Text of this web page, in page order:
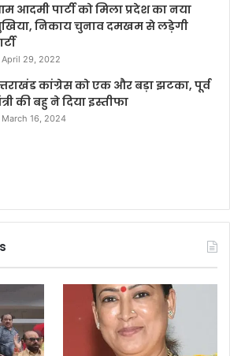
आदमी पार्टी को मिला प्रदेश का नया
निकाय चुनाव दमखम से लड़ेगी
April 29, 2022
कांग्रेस को एक और बड़ा झटका, पूर्व
की बहु ने दिया इस्तीफा
March 16, 2024